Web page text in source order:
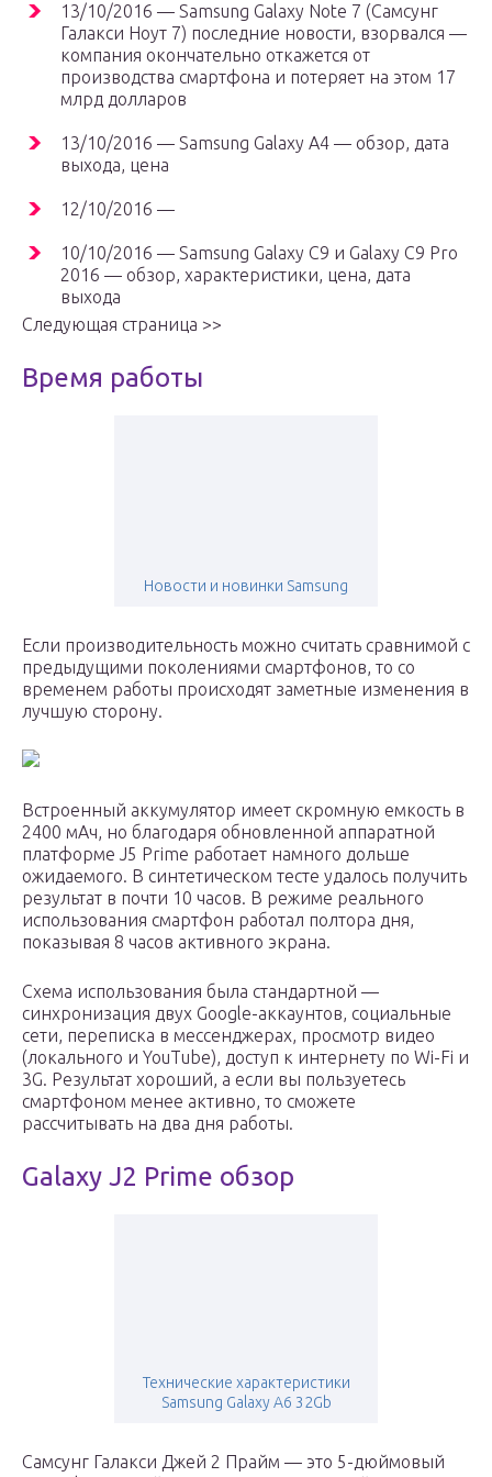
13/10/2016 — Samsung Galaxy Note 7 (Самсунг
Галакси Ноут 7) последние новости, взорвался —
компания окончательно откажется от
производства смартфона и потеряет на этом 17
млрд долларов
13/10/2016 — Samsung Galaxy A4 — обзор, дата
выхода, цена
12/10/2016 —
10/10/2016 — Samsung Galaxy C9 и Galaxy C9 Pro
2016 — обзор, характеристики, цена, дата
выхода
Следующая страница >>
Время работы
Новости и новинки Samsung
Если производительность можно считать сравнимой с
предыдущими поколениями смартфонов, то со
временем работы происходят заметные изменения в
лучшую сторону.
Встроенный аккумулятор имеет скромную емкость в
2400 мАч, но благодаря обновленной аппаратной
платформе J5 Prime работает намного дольше
ожидаемого. В синтетическом тесте удалось получить
результат в почти 10 часов. В режиме реального
использования смартфон работал полтора дня,
показывая 8 часов активного экрана.
Схема использования была стандартной —
синхронизация двух Google-аккаунтов, социальные
сети, переписка в мессенджерах, просмотр видео
(локального и YouTube), доступ к интернету по Wi-Fi и
3G. Результат хороший, а если вы пользуетесь
смартфоном менее активно, то сможете
рассчитывать на два дня работы.
Galaxy J2 Prime обзор
Технические характеристики
Samsung Galaxy A6 32Gb
Самсунг Галакси Джей 2 Прайм — это 5-дюймовый